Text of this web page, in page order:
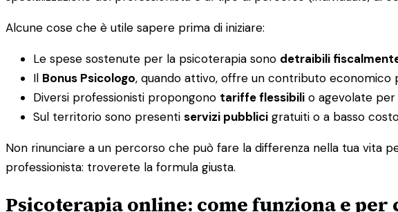
Alcune cose che è utile sapere prima di iniziare:
Le spese sostenute per la psicoterapia sono detraibili
Il Bonus Psicologo, quando attivo, offre un contributo economico
Diversi professionisti propongono tariffe flessibili o agevolate
Sul territorio sono presenti servizi pubblici gratuiti o a basso
Non rinunciare a un percorso che può fare la differenza nella tua vita
professionista: troverete la formula giusta.
Psicoterapia online: come funziona e per